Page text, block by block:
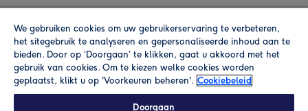
Alle prijzen zijn inclusief btw en andere heffingen. Lees de
We gebruiken cookies om uw gebruikerservaring te verbeteren,
het sitegebruik te analyseren en gepersonaliseerde inhoud aan te
bieden. Door op ‘Doorgaan’ te klikken, gaat u akkoord met het
gebruik van cookies. Om te kiezen welke cookies worden
geplaatst, klikt u op 'Voorkeuren beheren'. Cookiebeleid
Doorgaan